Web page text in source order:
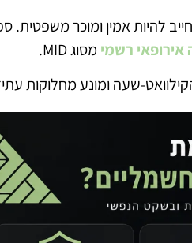
להיות אמין ומוכר משפטית.
אירופאי רשמי מסוג MID.
שעה ומונע מחלוקות